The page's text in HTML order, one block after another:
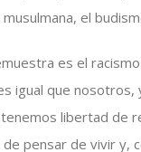
el
es el
igual que
libertad de
pensar de vivir y,